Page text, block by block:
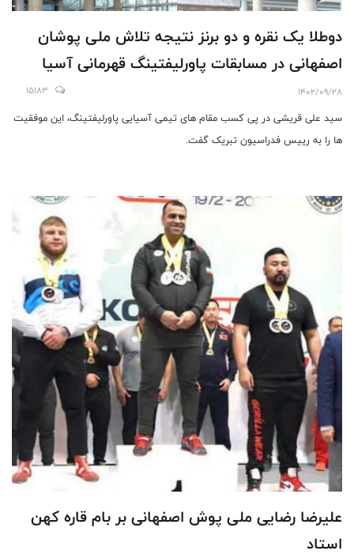
دوطلا یک نقره و دو برنز نتیجه تلاش ملی پوشان
اصفهانی در مسابقات پاورلیفتینگ قهرمانی آسیا
1402/09/28
15183
سید علی قریشی در پی کسب مقام های تیمی آسیایی پاورلیفتینگ، این موفقیت
ها را به رییس فدراسیون تبریک گفت.
علیرضا رضایی ملی پوش اصفهانی بر بام قاره کهن
استاد